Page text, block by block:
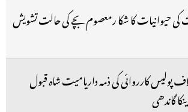
کی حیوانیات کا شکا رمعصوم بچے کی حالت تشویش
پولیس کارروائی کی ذمہ داریامیت شاہ قبول
گاندھی